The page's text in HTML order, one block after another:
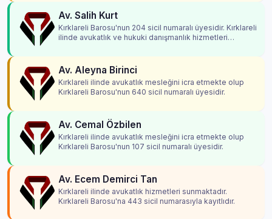
Av. Salih Kurt
Kırklareli Barosu'nun 204 sicil numaralı üyesidir. Kırklareli
ilinde avukatlık ve hukuki danışmanlık hizmetleri
Av. Aleyna Birinci
Kırklareli ilinde avukatlık mesleğini icra etmekte olup
Kırklareli Barosu'nun 640 sicil numaralı üyesidir.
Av. Cemal Özbilen
Kırklareli ilinde avukatlık mesleğini icra etmekte olup
Kırklareli Barosu'nun 107 sicil numaralı üyesidir.
Av. Ecem Demirci Tan
Kırklareli ilinde avukatlık hizmetleri sunmaktadır.
Kırklareli Barosu'na 443 sicil numarasıyla kayıtlıdır.